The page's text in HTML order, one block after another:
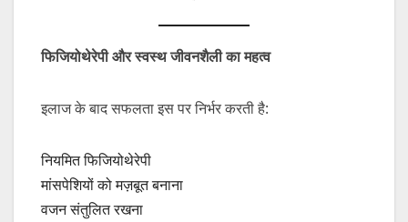
फिजियोथेरेपीऔरस्वस्थजीवनशैलीकामहत्व
इलाज के बाद सफलता इस पर निर्भर करती है:
नियमित फिजियोथेरेपी
मांसपेशियों को मज़बूत बनाना
वजन संतुलित रखना